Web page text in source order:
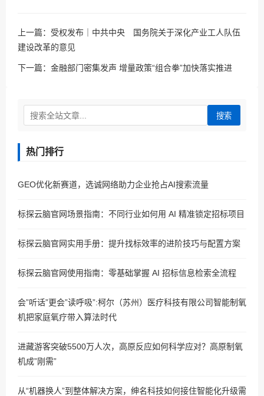
上一篇： 受权发布｜中共中央 国务院关于深化产业工人队伍
建设改革的意见
下一篇： 金融部门密集发声 增量政策“组合拳”加快落实推进
搜索
热门排行
GEO优化新赛道，选诚网络助力企业抢占AI搜索流量
标探云脑官网场景指南：不同行业如何用 AI 精准锁定招标项目
标探云脑官网实用手册：提升找标效率的进阶技巧与配置方案
标探云脑官网使用指南：零基础掌握 AI 招标信息检索全流程
会”听话”更会”读呼吸”:柯尔（苏州）医疗科技有限公司智能制氧
机把家庭氧疗带入算法时代
进藏游客突破5500万人次，高原反应如何科学应对？高原制氧
机成”刚需”
从“机器换人”到整体解决方案，绅名科技如何接住智能化升级需